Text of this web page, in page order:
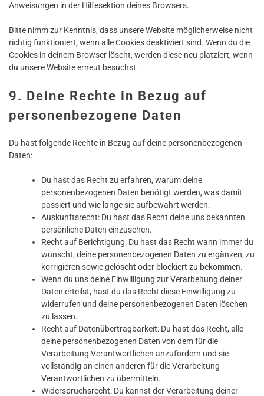
Anweisungen in der Hilfesektion deines Browsers.
Bitte nimm zur Kenntnis, dass unsere Website möglicherweise nicht
richtig funktioniert, wenn alle Cookies deaktiviert sind. Wenn du die
Cookies in deinem Browser löscht, werden diese neu platziert, wenn
du unsere Website erneut besuchst.
9. Deine Rechte in Bezug auf
personenbezogene Daten
Du hast folgende Rechte in Bezug auf deine personenbezogenen
Daten:
Du hast das Recht zu erfahren, warum deine
personenbezogenen Daten benötigt werden, was damit
passiert und wie lange sie aufbewahrt werden.
Auskunftsrecht: Du hast das Recht deine uns bekannten
persönliche Daten einzusehen.
Recht auf Berichtigung: Du hast das Recht wann immer du
wünscht, deine personenbezogenen Daten zu ergänzen, zu
korrigieren sowie gelöscht oder blockiert zu bekommen.
Wenn du uns deine Einwilligung zur Verarbeitung deiner
Daten erteilst, hast du das Recht diese Einwilligung zu
widerrufen und deine personenbezogenen Daten löschen
zu lassen.
Recht auf Datenübertragbarkeit: Du hast das Recht, alle
deine personenbezogenen Daten von dem für die
Verarbeitung Verantwortlichen anzufordern und sie
vollständig an einen anderen für die Verarbeitung
Verantwortlichen zu übermitteln.
Widerspruchsrecht: Du kannst der Verarbeitung deiner